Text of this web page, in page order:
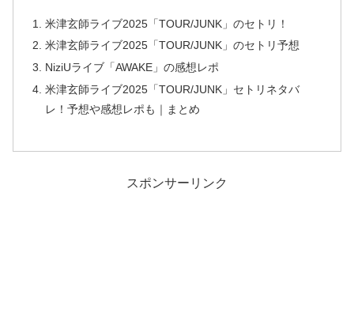
米津玄師ライブ2025「TOUR/JUNK」のセトリ！
米津玄師ライブ2025「TOUR/JUNK」のセトリ予想
NiziUライブ「AWAKE」の感想レポ
米津玄師ライブ2025「TOUR/JUNK」セトリネタバ
レ！予想や感想レポも｜まとめ
スポンサーリンク